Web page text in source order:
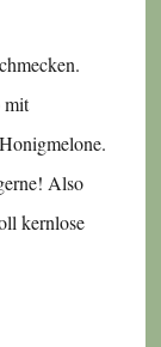
mit
Also
kernlose